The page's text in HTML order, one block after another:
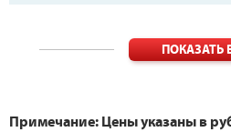
ПОКАЗАТЬ
Примечание: Цены указаны в